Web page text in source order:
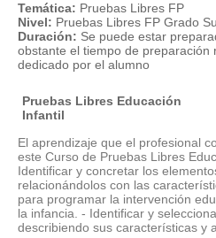
Temática: Pruebas Libres FP
Nivel: Pruebas Libres FP Grado
Duración: Se puede estar
obstante el tiempo de preparación
dedicado por el alumno
Pruebas Libres Educación
Infantil
El aprendizaje que el profesional
este Curso de Pruebas Libres
Identificar y concretar los
relacionándolos con las
para programar la intervención
la infancia. - Identificar y
describiendo sus características y